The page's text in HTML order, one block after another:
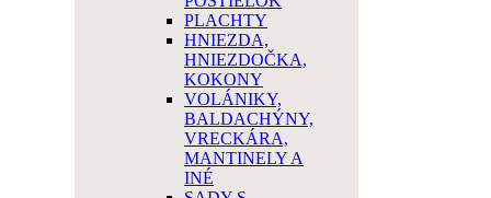
PLACHTY
HNIEZDA,
HNIEZDOČKA,
KOKONY
VOLÁNIKY,
BALDACHÝNY,
VRECKÁRA,
MANTINELY A
INÉ